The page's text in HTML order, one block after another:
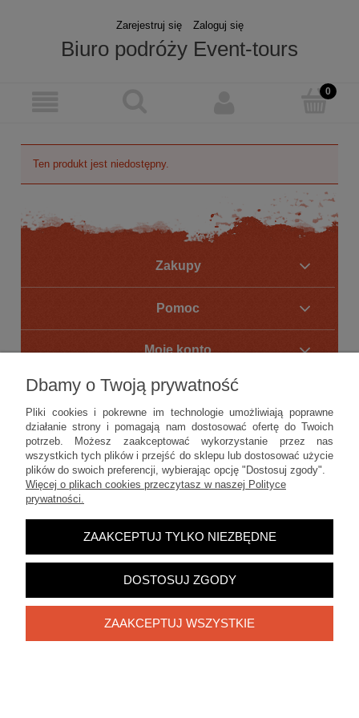
Zarejestruj się Zaloguj się
Biuro podróży Event-tours
Ten produkt jest niedostępny.
Zakupy
Pomoc
Moje konto
Informacje
POKAŻ PEŁNĄ WERSJĘ STRONY
Sklep internetowy Shoper.pl
Dbamy o Twoją prywatność
Pliki cookies i pokrewne im technologie umożliwiają poprawne
działanie strony i pomagają nam dostosować ofertę do Twoich
potrzeb. Możesz zaakceptować wykorzystanie przez nas
wszystkich tych plików i przejść do sklepu lub dostosować użycie
plików do swoich preferencji, wybierając opcję "Dostosuj zgody".
Więcej o plikach cookies przeczytasz w naszej Polityce
prywatności.
ZAAKCEPTUJ TYLKO NIEZBĘDNE
DOSTOSUJ ZGODY
ZAAKCEPTUJ WSZYSTKIE